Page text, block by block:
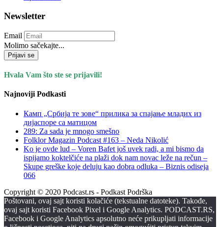
Newsletter
Email
Molimo sačekajte...
Prijavi se
Hvala Vam što ste se prijavili!
Najnoviji Podkasti
Камп „Србија те зове“ прилика за спајање младих из
дијаспоре са матицом
289: Za sada je mnogo smešno
Folklor Magazin Podcast #163 – Neda Nikolić
Ko je ovde lud – Voren Bafet još uvek radi, a mi bismo da
ispijamo koktelčiće na plaži dok nam novac leže na rečun –
Skupe greške koje deluju kao dobra odluka – Biznis odiseja
066
Copyright © 2020 Podcast.rs - Podkast Podrška
Poštovani, ovaj sajt koristi kolačiće (tekstualne datoteke). Takođe,
ovaj sajt koristi Facebook Pixel i Google Analytics. PODCAST.RS,
Facebook i Google Analytics apsolutno neće prikupljati informacije